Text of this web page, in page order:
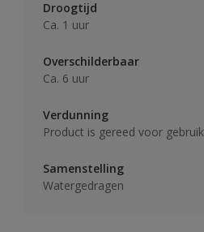
Droogtijd
Ca. 1 uur
Overschilderbaar
Ca. 6 uur
Verdunning
Product is gereed voor gebruik
Samenstelling
Watergedragen